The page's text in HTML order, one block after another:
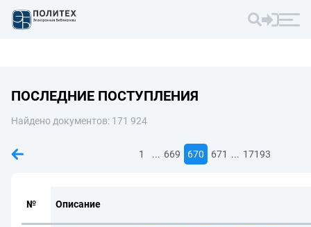
ПОСЛЕДНИЕ ПОСТУПЛЕНИЯ
Найдено документов: 171 924
1 ... 669 670 671 ... 17193
№ Описание